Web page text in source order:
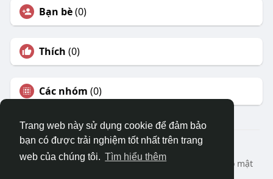
Trang web này sử dụng cookie để đảm bảo
bạn có được trải nghiệm tốt nhất trên trang
web của chúng tôi. Tìm hiểu thêm
Bạn bè(0)
Thích (0)
Các nhóm (0)
© 2026 DRVIET.COM
Nhà
Bao Quát Liên hệ chúng tôi
Chính sách bảo mật